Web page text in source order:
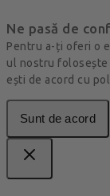
Ne pasă de
Pentru a-ți oferi o
ul nostru
ești de acord cu
Sunt de acord